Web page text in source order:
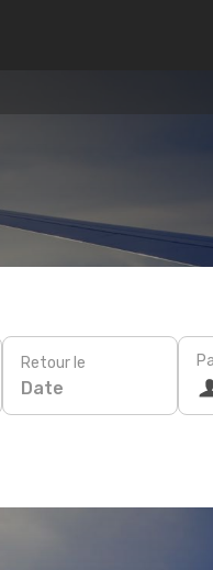
Retour le
Date